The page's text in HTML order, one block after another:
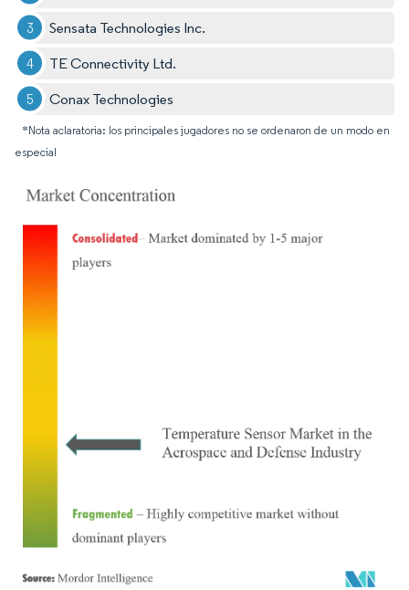
Sensata Technologies Inc.
TE Connectivity Ltd.
Conax Technologies
*Nota aclaratoria: los principales jugadores no se ordenaron de un modo en
especial